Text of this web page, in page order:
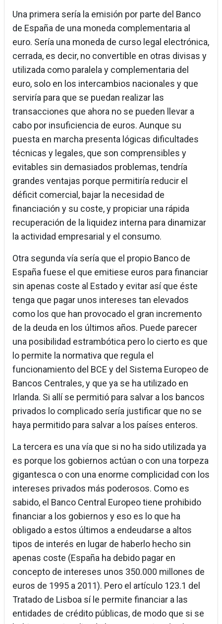
Una primera sería la emisión por parte del Banco
de España de una moneda complementaria al
euro. Sería una moneda de curso legal electrónica,
cerrada, es decir, no convertible en otras divisas y
utilizada como paralela y complementaria del
euro, solo en los intercambios nacionales y que
serviría para que se puedan realizar las
transacciones que ahora no se pueden llevar a
cabo por insuficiencia de euros. Aunque su
puesta en marcha presenta lógicas dificultades
técnicas y legales, que son comprensibles y
evitables sin demasiados problemas, tendría
grandes ventajas porque permitiría reducir el
déficit comercial, bajar la necesidad de
financiación y su coste, y propiciar una rápida
recuperación de la liquidez interna para dinamizar
la actividad empresarial y el consumo.
Otra segunda vía sería que el propio Banco de
España fuese el que emitiese euros para financiar
sin apenas coste al Estado y evitar así que éste
tenga que pagar unos intereses tan elevados
como los que han provocado el gran incremento
de la deuda en los últimos años. Puede parecer
una posibilidad estrambótica pero lo cierto es que
lo permite la normativa que regula el
funcionamiento del BCE y del Sistema Europeo de
Bancos Centrales, y que ya se ha utilizado en
Irlanda. Si allí se permitió para salvar a los bancos
privados lo complicado sería justificar que no se
haya permitido para salvar a los países enteros.
La tercera es una vía que si no ha sido utilizada ya
es porque los gobiernos actúan o con una torpeza
gigantesca o con una enorme complicidad con los
intereses privados más poderosos. Como es
sabido, el Banco Central Europeo tiene prohibido
financiar a los gobiernos y eso es lo que ha
obligado a estos últimos a endeudarse a altos
tipos de interés en lugar de haberlo hecho sin
apenas coste (España ha debido pagar en
concepto de intereses unos 350.000 millones de
euros de 1995 a 2011). Pero el artículo 123.1 del
Tratado de Lisboa sí le permite financiar a las
entidades de crédito públicas, de modo que si se